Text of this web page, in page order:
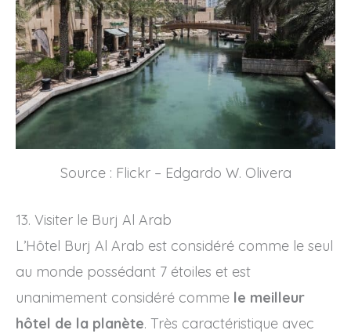
Source : Flickr – Edgardo W. Olivera
13. Visiter le Burj Al Arab
L’Hôtel Burj Al Arab est considéré comme le seul
au monde possédant 7 étoiles et est
unanimement considéré comme le meilleur
hôtel de la planète. Très caractéristique avec